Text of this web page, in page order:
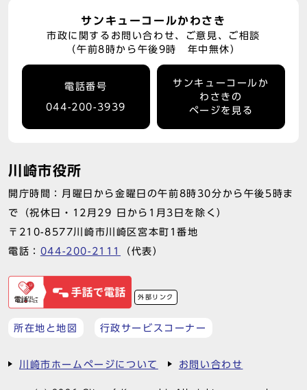
サンキューコールかわさき
市政に関するお問い合わせ、ご意見、ご相談
（午前8時から午後9時 年中無休）
電話番号
044-200-3939
サンキューコールか
わさきの
ページを見る
川崎市役所
開庁時間：月曜日から金曜日の午前8時30分から午後5時ま
で（祝休日・12月29 日から1月3日を除く）
〒210-8577川崎市川崎区宮本町1番地
電話： 044-200-2111 （代表）
外部リンク
所在地と地図 行政サービスコーナー
川崎市ホームページについて お問い合わせ